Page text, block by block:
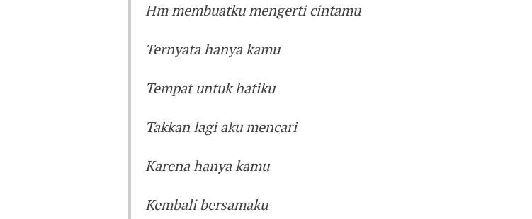
Hm membuatku mengerti cintamu
Ternyata hanya kamu
Tempat untuk hatiku
Takkan lagi aku mencari
Karena hanya kamu
Kembali bersamaku